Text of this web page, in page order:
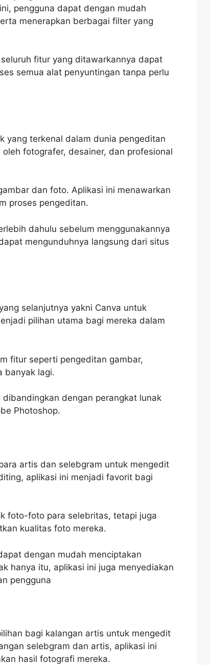
pengguna dapat dengan mudah
menerapkan berbagai filter yang
fitur yang ditawarkannya dapat
semua alat penyuntingan tanpa perlu
yang terkenal dalam dunia pengeditan
fotografer, desainer, dan profesional
dan foto. Aplikasi ini menawarkan
proses pengeditan.
dahulu sebelum menggunakannya
mengunduhnya langsung dari situs
selanjutnya yakni Canva untuk
pilihan utama bagi mereka dalam
fitur seperti pengeditan gambar,
banyak lagi.
dengan perangkat lunak
Photoshop.
artis dan selebgram untuk mengedit
aplikasi ini menjadi favorit bagi
foto-foto para selebritas, tetapi juga
kualitas foto mereka.
dengan mudah menciptakan
hanya itu, aplikasi ini juga menyediakan
pengguna
bagi kalangan artis untuk mengedit
selebgram dan artis, aplikasi ini
hasil fotografi mereka.